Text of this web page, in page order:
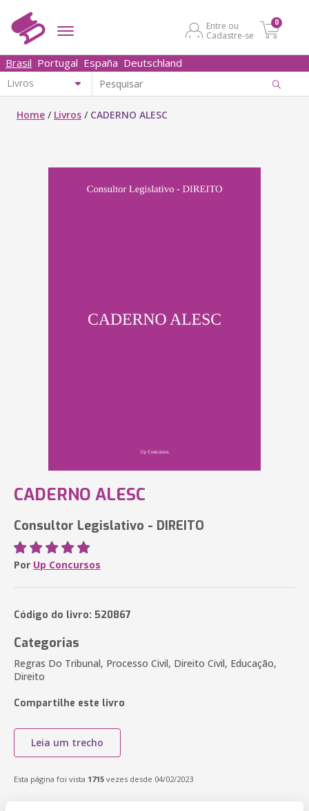
Entre ou
Cadastre-se
0
Brasil Portugal España Deutschland
Home / Livros / CADERNO ALESC
CADERNO ALESC
Consultor Legislativo - DIREITO
Por Up Concursos
Código do livro: 520867
Categorias
Regras Do Tribunal, Processo Civil, Direito Civil, Educação,
Direito
Compartilhe este livro
Leia um trecho
Esta página foi vista 1715 vezes desde 04/02/2023